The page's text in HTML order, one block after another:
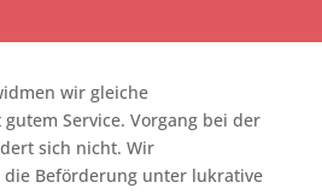
wir gleiche
Service. Vorgang bei der
sich nicht. Wir
Beförderung unter lukrative